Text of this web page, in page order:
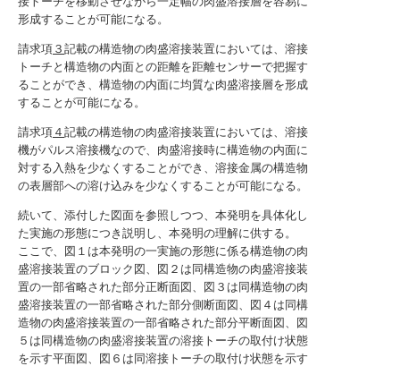
形成することが可能になる。
請求項 ３ 記載の構造物の肉盛溶接装置においては、溶接
トーチと構造物の内面との距離を距離センサーで把握す
ることができ、構造物の内面に均質な肉盛溶接層を形成
することが可能になる。
請求項 ４ 記載の構造物の肉盛溶接装置においては、溶接
機がパルス溶接機なので、肉盛溶接時に構造物の内面に
対する入熱を少なくすることができ、溶接金属の構造物
の表層部への溶け込みを少なくすることが可能になる。
続いて、添付した図面を参照しつつ、本発明を具体化し
た実施の形態につき説明し、本発明の理解に供する。
ここで、図１は本発明の一実施の形態に係る構造物の肉
盛溶接装置のブロック図、図２は同構造物の肉盛溶接装
置の一部省略された部分正断面図、図３は同構造物の肉
盛溶接装置の一部省略された部分側断面図、図４は同構
造物の肉盛溶接装置の一部省略された部分平断面図、図
５は同構造物の肉盛溶接装置の溶接トーチの取付け状態
を示す平面図、図６は同溶接トーチの取付け状態を示す